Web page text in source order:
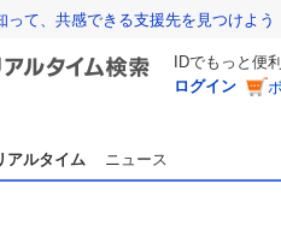
って、共感できる支援先を見つけよう
IDでもっと便
ログイン
アルタイム ニュース